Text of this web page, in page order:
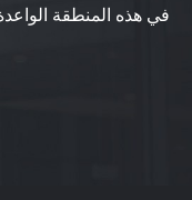
في هذه المنطقة